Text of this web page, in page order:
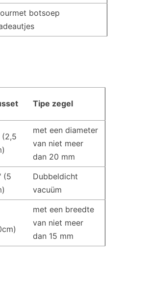
botsoep
Tipe zegel
(2,5
met een diameter
van niet meer
dan 20 mm
(5
Dubbeldicht
vacuüm
met een breedte
van niet meer
dan 15 mm